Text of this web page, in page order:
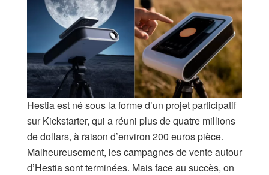
Hestia est né sous la forme d’un projet participatif
sur Kickstarter, qui a réuni plus de quatre millions
de dollars, à raison d’environ 200 euros pièce.
Malheureusement, les campagnes de vente autour
d’Hestia sont terminées. Mais face au succès, on